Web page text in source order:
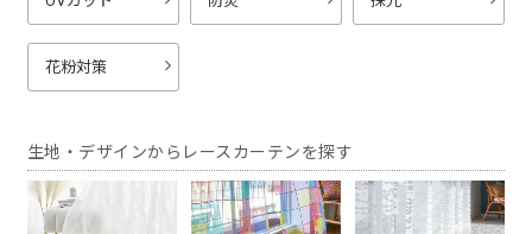
花粉対策
生地・デザインからレースカーテンを探す